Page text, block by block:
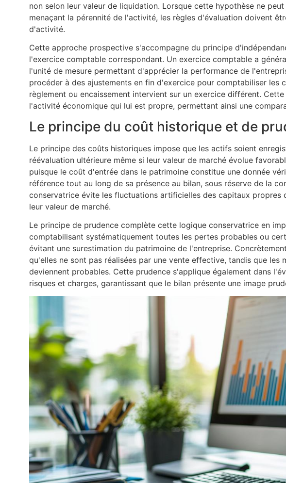
non selon leur valeur de liquidation. Lorsque cette hypothèse ne
menaçant la pérennité de l'activité, les règles d'évaluation doivent
d'activité.
Cette approche prospective s'accompagne du principe
l'exercice comptable correspondant. Un exercice comptable a
l'unité de mesure permettant d'apprécier la performance de
procéder à des ajustements en fin d'exercice pour comptabiliser les
règlement ou encaissement intervient sur un exercice différent.
l'activité économique qui lui est propre, permettant ainsi une
Le principe du coût historique et de
Le principe des coûts historiques impose que les actifs soient
réévaluation ultérieure même si leur valeur de marché évolue
puisque le coût d'entrée dans le patrimoine constitue une donnée
référence tout au long de sa présence au bilan, sous réserve de la
conservatrice évite les fluctuations artificielles des capitaux
leur valeur de marché.
Le principe de prudence complète cette logique conservatrice en
comptabilisant systématiquement toutes les pertes probables ou
évitant une surestimation du patrimoine de l'entreprise.
qu'elles ne sont pas réalisées par une vente effective, tandis que
deviennent probables. Cette prudence s'applique également dans
risques et charges, garantissant que le bilan présente une image